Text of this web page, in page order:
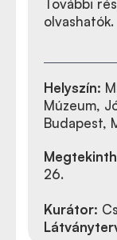
További
olvashatók.
Helyszín:
Múzeum,
Budapest,
26.
Kurátor: